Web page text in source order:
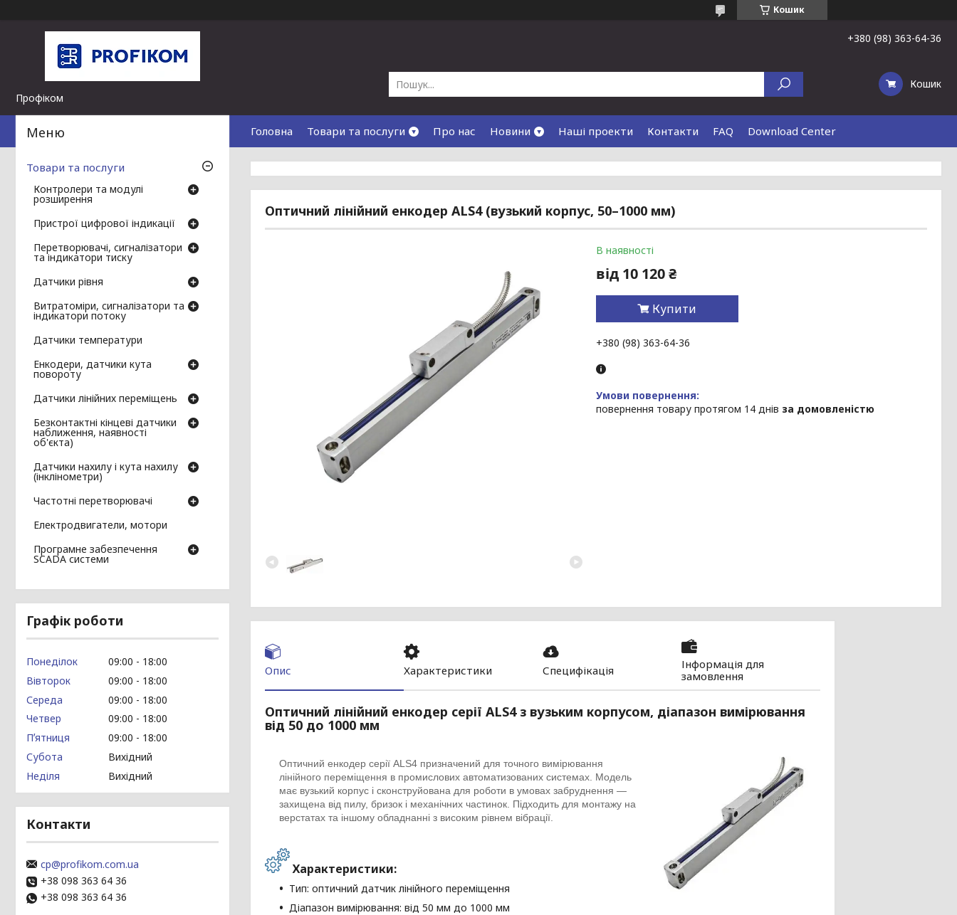
Кошик
Профіком
+380 (98) 363-64-36
Кошик
Головна Товари та послуги Про нас Новини Наші проекти Контакти FAQ Download Center
Оптичний лінійний енкодер ALS4 (вузький корпус, 50–1000 мм)
В наявності
від 10 120 ₴
Купити
+380 (98) 363-64-36
повернення товару протягом 14 днів за домовленістю
Опис Характеристики Специфікація
Інформація для
замовлення
Оптичний лінійний енкодер серії ALS4 з вузьким корпусом, діапазон вимірювання
від 50 до 1000 мм
Оптичний енкодер серії ALS4 призначений для точного вимірювання
лінійного переміщення в промислових автоматизованих системах. Модель
має вузький корпус і сконструйована для роботи в умовах забруднення —
захищена від пилу, бризок і механічних частинок. Підходить для монтажу на
верстатах та іншому обладнанні з високим рівнем вібрації.
Характеристики:
Тип: оптичний датчик лінійного переміщення
Діапазон вимірювання: від 50 мм до 1000 мм
Товари та послуги
Контролери та модулі
розширення
Пристрої цифрової індикації
Перетворювачі, сигналізатори
та індикатори тиску
Датчики рівня
Витратоміри, сигналізатори та
індикатори потоку
Датчики температури
Енкодери, датчики кута
повороту
Датчики лінійних переміщень
Безконтактні кінцеві датчики
наближення, наявності
об'єкта)
Датчики нахилу і кута нахилу
(інклінометри)
Частотні перетворювачі
Електродвигатели, мотори
Програмне забезпечення
SCADA системи
Графік роботи
Понеділок 09:00
18:00
Вівторок
09:00
18:00
Середа
09:00
18:00
Четвер
09:00
18:00
Пʼятниця
09:00
18:00
Субота
Вихідний
Неділя
Вихідний
Контакти
cp@profikom.com.ua
+38 098 363 64 36
+38 098 363 64 36